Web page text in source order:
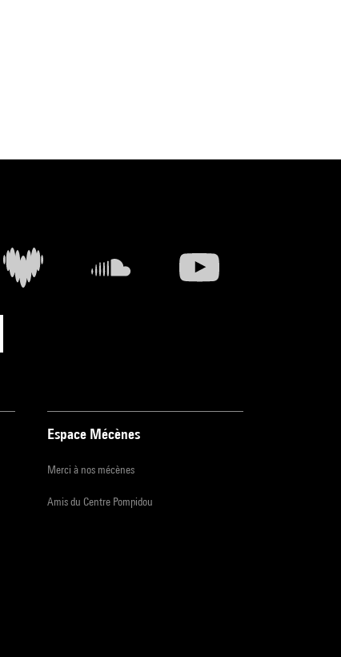
Espace Mécènes
Merci à nos mécènes
Amis du Centre Pompidou